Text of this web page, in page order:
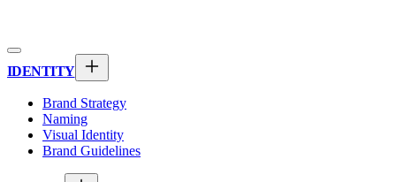
IDENTITY
Brand Strategy
Naming
Visual Identity
Brand Guidelines